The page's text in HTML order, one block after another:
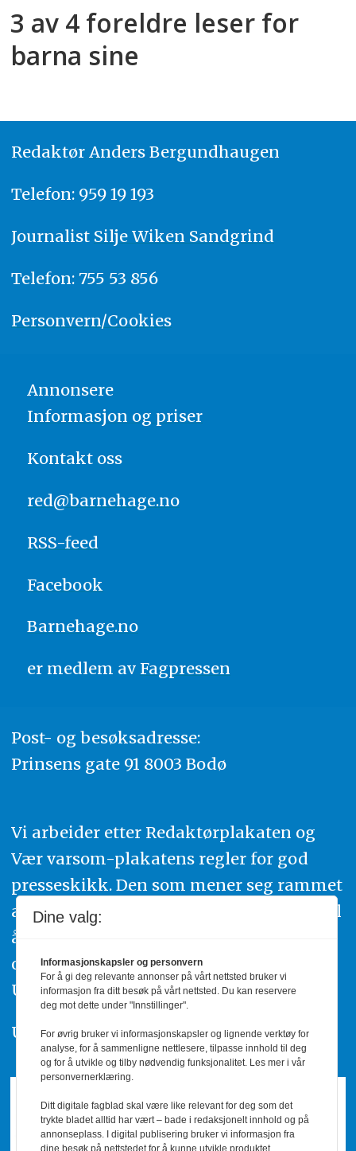
3 av 4 foreldre leser for
barna sine
Redaktør Anders Bergundhaugen
Telefon: 959 19 193
Journalist Silje Wiken Sandgrind
Telefon: 755 53 856
Personvern/Cookies
Annonsere
Informasjon og priser
Kontakt oss
red@barnehage.no
RSS-feed
Facebook
Barnehage.no
er medlem av Fagpressen
Post- og besøksadresse:
Prinsens gate 91 8003 Bodø
Vi arbeider etter Redaktørplakaten og
Vær varsom-plakatens regler for god
presseskikk. Den som mener seg rammet
av urettmessig publisering, oppfordres til
å ta kontakt med redaksjonen. Du kan
også klage inn saker til Pressens Faglige
Utvalg,www.pfu.no.
Utgiver: PBL
Dine valg:
Informasjonskapsler og personvern
For å gi deg relevante annonser på vårt nettsted bruker vi
informasjon fra ditt besøk på vårt nettsted. Du kan reservere
deg mot dette under "Innstillinger".
For øvrig bruker vi informasjonskapsler og lignende verktøy for
analyse, for å sammenligne nettlesere, tilpasse innhold til deg
og for å utvikle og tilby nødvendig funksjonalitet. Les mer i vår
personvernerklæring.
Ditt digitale fagblad skal være like relevant for deg som det
trykte bladet alltid har vært – bade i redaksjonelt innhold og på
annonseplass. I digital publisering bruker vi informasjon fra
dine besøk på nettstedet for å kunne utvikle produktet